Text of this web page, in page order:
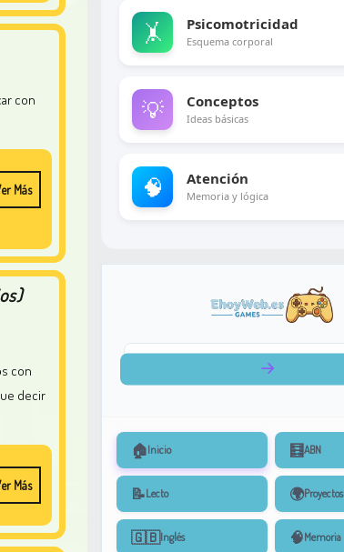
Más
con
decir
Más
🤸 Psicomotricidad
Esquema corporal
💡 Conceptos
Ideas básicas
🧠 Atención
Memoria y lógica
🏠Inicio 🧮ABN
📝Lecto 🌍Proyectos
🇬🇧Inglés 🧠Memoria